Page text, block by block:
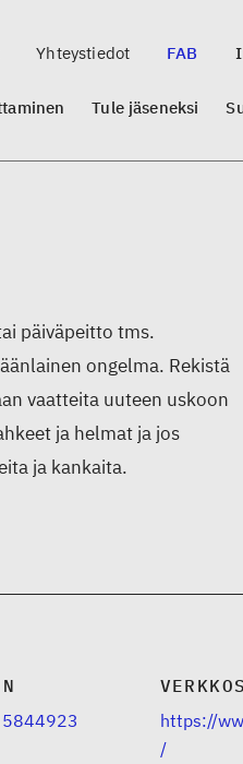
Yhteystiedot FAB
Tule jäseneksi
päiväpeitto tms.
ongelma. Rekistä
vaatteita uuteen uskoon
ja helmat ja jos
ja kankaita.
https://
/